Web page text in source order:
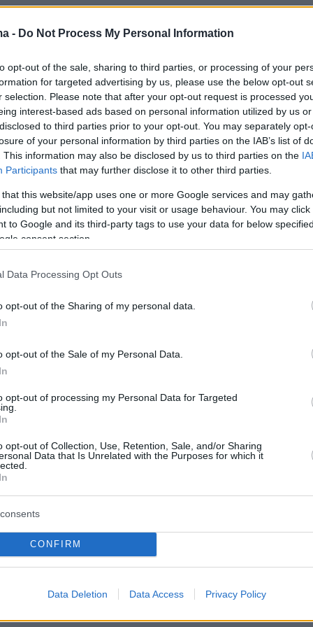
- Do Not Process My Personal Information
opt-out of the sale, sharing to third parties, or processing of your
for targeted advertising by us, please use the below opt-out
selection. Please note that after your opt-out request is processed
interest-based ads based on personal information utilized by us
to third parties prior to your opt-out. You may separately
of your personal information by third parties on the IAB’s list of
This information may also be disclosed by us to third parties on the
Participants that may further disclose it to other third parties.
that this website/app uses one or more Google services and may
but not limited to your visit or usage behaviour. You may
to Google and its third-party tags to use your data for below
consent section.
Data Processing Opt Outs
opt-out of the Sharing of my personal data.
opt-out of the Sale of my Personal Data.
opt-out of processing my Personal Data for Targeted
opt-out of Collection, Use, Retention, Sale, and/or Sharing
Data that Is Unrelated with the Purposes for which it
CONFIRM
Data Deletion Data Access Privacy Policy
της διοίκησης:
η ΔΕΗ στοχεύει στην προσθήκη 5 GW έως το
εγκατεστημένη ισχύ να αυξάνεται σε
την πλήρη απολιγνιτοποίηση, η οποία θα
και τη διακοπή λειτουργίας του 40%
από πετρέλαιο στα νησιά.
ο Όμιλος ΔΕΗ στοχεύει στον τριπλασιασμό
ισχύος μεταξύ 2025 και 2030, ώστε να
GW, μέσω επενδύσεων σε ΑΠΕ, αποθήκευση,
φυσικού αερίου και peakers (ευέλικτες
χώρες όπου ο Όμιλος ΔΕΗ απέκτησε
ήτοι στην Ιταλία, τη Βουλγαρία και την
ΔΕΗ στοχεύει στη σημαντική αύξηση του
καθώς και μονάδων φυσικού
ισχύς να φθάσει τα 3,5 GW έως
περιοχή της Κεντρικής και
Σχέδιο στοχεύει στην είσοδο σε
τόσο οργανικής ανάπτυξης όσο και
στόχο 2,2 GW εγκατεστημένης ισχύος σε